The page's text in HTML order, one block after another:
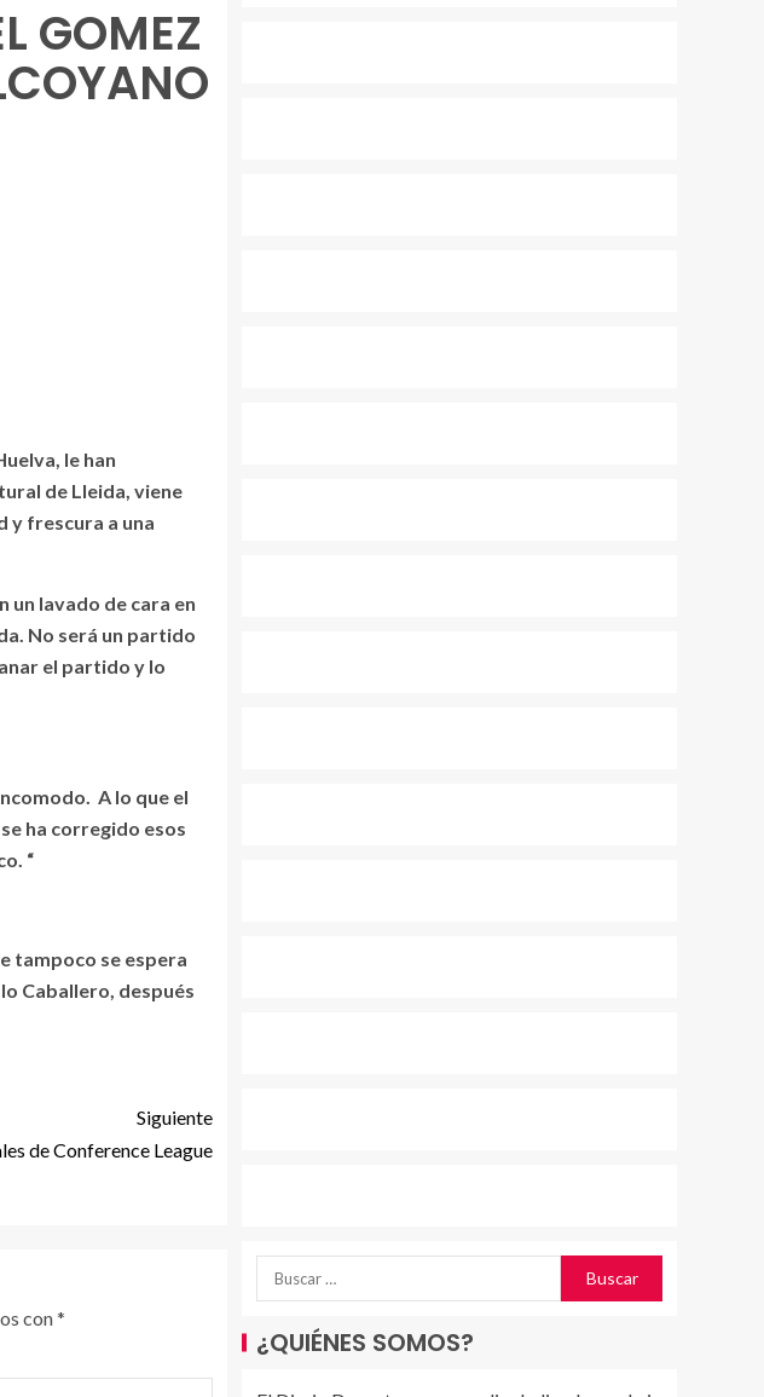
GOMEZ
le han
de Lleida, viene
y frescura a una
un lavado de cara en
No será un partido
el partido y lo
A lo que el
ha corregido esos
“
tampoco se espera
Caballero, después
Siguiente
de Conference League
con*
¿QUIÉNES SOMOS?